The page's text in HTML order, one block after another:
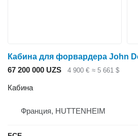
67 200 000 UZS 4 900 € ≈ 5 661 $
Кабина
Франция, HUTTENHEIM